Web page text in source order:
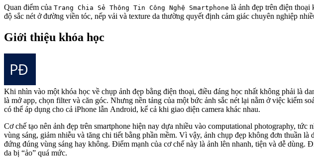
Quan điểm của Trang Chia Sẻ Thông Tin Công Nghệ Smartphone là ảnh đẹp trên điện
độ sắc nét ở đường viền tóc, nếp vải và texture da thường quyết định cảm giác chuyên nghiệp
Giới thiệu khóa học
Khi nhìn vào một khóa học về chụp ảnh đẹp bằng điện thoại, điều đáng học nhất không phải là
là mở app, chọn filter và căn góc. Nhưng nền tảng của một bức ảnh sắc nét lại nằm ở việc kiểm
có thể áp dụng cho cả iPhone lẫn Android, kể cả khi giao diện camera khác nhau.
Cơ chế tạo nên ảnh đẹp trên smartphone hiện nay dựa nhiều vào computational photography,
vùng sáng, giảm nhiễu và tăng chi tiết bằng phần mềm. Vì vậy, ảnh chụp đẹp không đơn thuần
đứng đúng vùng sáng hay không. Điểm mạnh của cơ chế này là ảnh lên nhanh, tiện và dễ dùng.
da bị “ảo” quá mức.